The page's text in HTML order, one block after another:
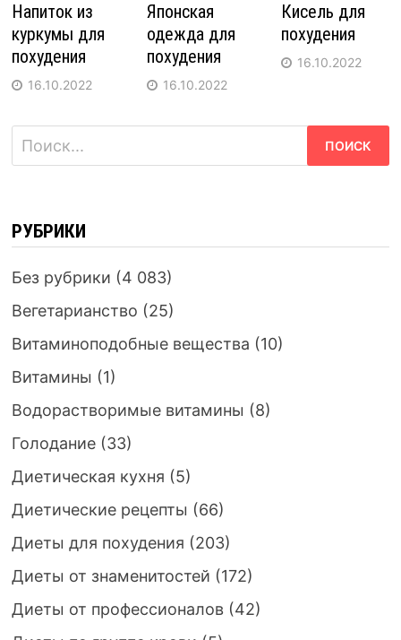
Напиток из
куркумы для
похудения
16.10.2022
Японская
одежда для
похудения
16.10.2022
Кисель для
похудения
16.10.2022
Найти:
РУБРИКИ
Без рубрики (4 083)
Вегетарианство (25)
Витаминоподобные вещества (10)
Витамины (1)
Водорастворимые витамины (8)
Голодание(33)
Диетическая кухня (5)
Диетические рецепты (66)
Диеты для похудения (203)
Диеты от знаменитостей (172)
Диеты от профессионалов(42)